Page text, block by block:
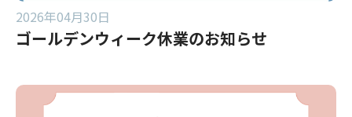
2026年04月30日
ゴールデンウィーク休業のお知らせ